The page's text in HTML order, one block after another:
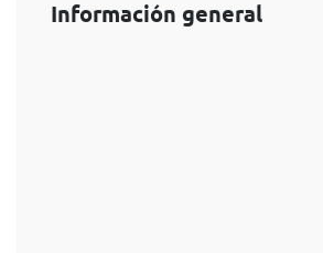
Información general